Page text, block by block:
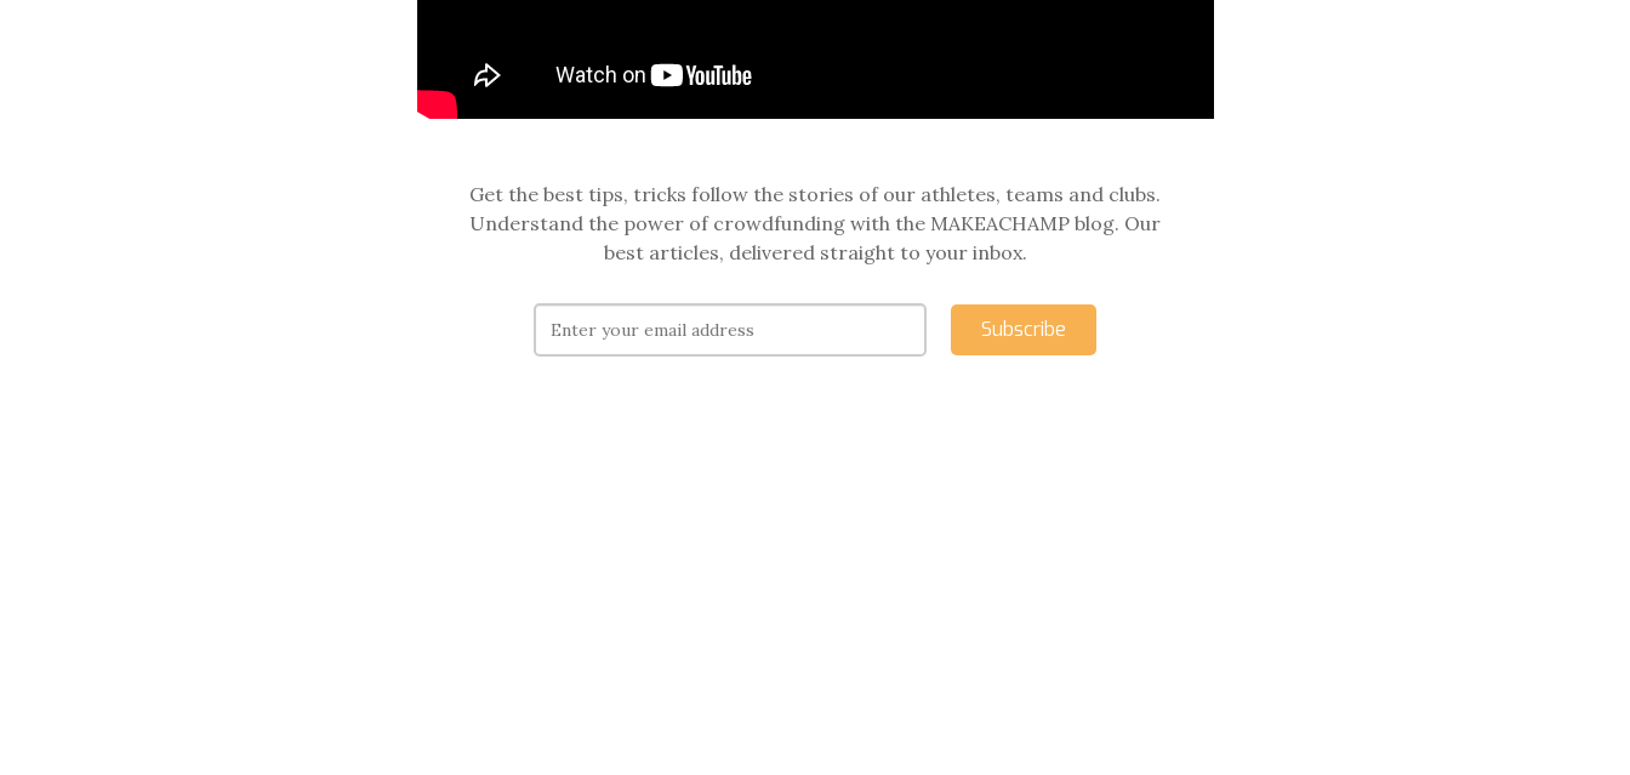
Get the best tips, tricks follow the stories of our athletes, teams and clubs.
Understand the power of crowdfunding with the MAKEACHAMP blog. Our
best articles, delivered straight to your inbox.
Subscribe